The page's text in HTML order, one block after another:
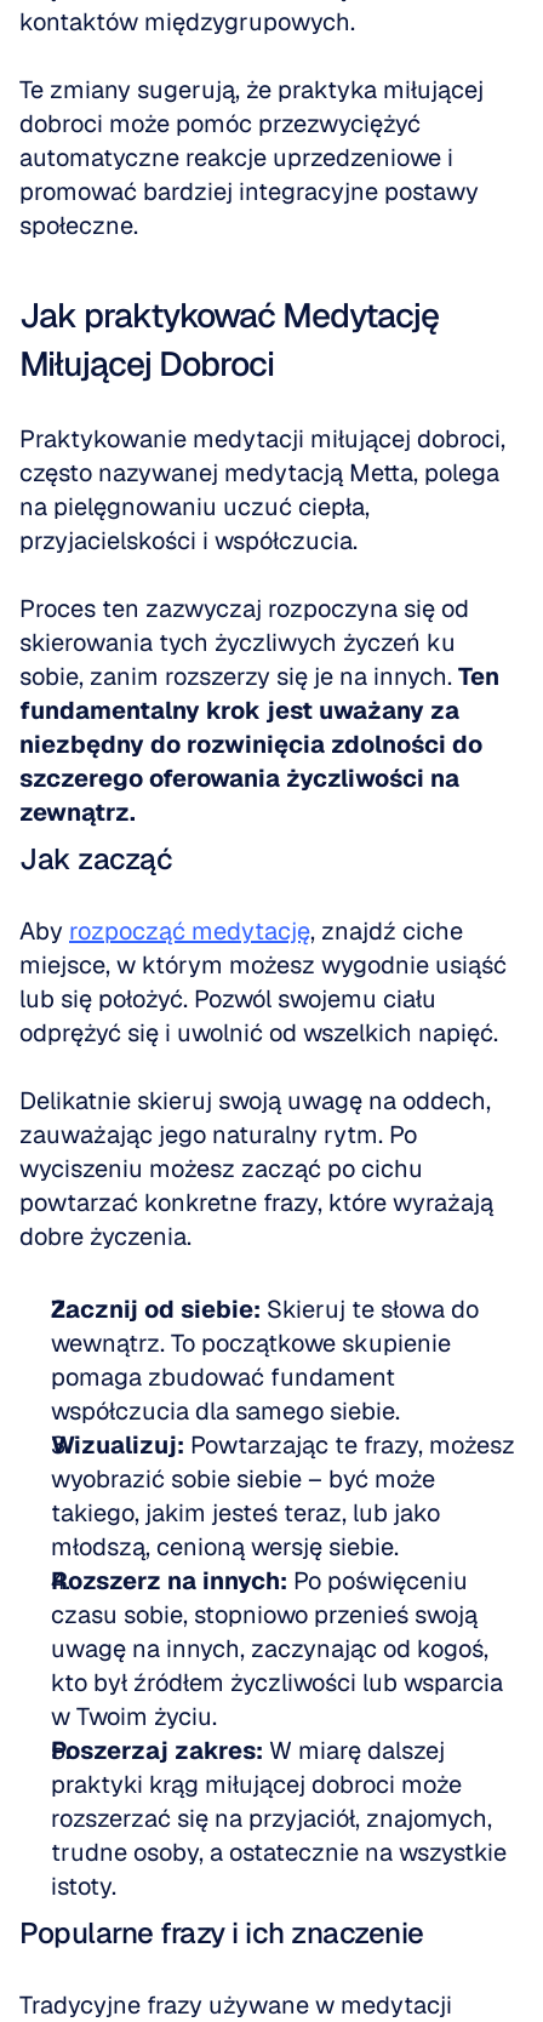
kontaktów międzygrupowych.
Te zmiany sugerują, że praktyka miłującej
dobroci może pomóc przezwyciężyć
automatyczne reakcje uprzedzeniowe i
promować bardziej integracyjne postawy
społeczne.
Jak praktykować Medytację
Miłującej Dobroci
Praktykowanie medytacji miłującej dobroci,
często nazywanej medytacją Metta, polega
na pielęgnowaniu uczuć ciepła,
przyjacielskości i współczucia.
Proces ten zazwyczaj rozpoczyna się od
skierowania tych życzliwych życzeń ku
sobie, zanim rozszerzy się je na innych. Ten
fundamentalny krok jest uważany za
niezbędny do rozwinięcia zdolności do
szczerego oferowania życzliwości na
zewnątrz.
Jak zacząć
Aby rozpocząć medytację, znajdź ciche
miejsce, w którym możesz wygodnie usiąść
lub się położyć. Pozwól swojemu ciału
odprężyć się i uwolnić od wszelkich napięć.
Delikatnie skieruj swoją uwagę na oddech,
zauważając jego naturalny rytm. Po
wyciszeniu możesz zacząć po cichu
powtarzać konkretne frazy, które wyrażają
dobre życzenia.
Zacznij od siebie: Skieruj te słowa do
wewnątrz. To początkowe skupienie
pomaga zbudować fundament
współczucia dla samego siebie.
Wizualizuj: Powtarzając te frazy, możesz
wyobrazić sobie siebie – być może
takiego, jakim jesteś teraz, lub jako
młodszą, cenioną wersję siebie.
Rozszerz na innych: Po poświęceniu
czasu sobie, stopniowo przenieś swoją
uwagę na innych, zaczynając od kogoś,
kto był źródłem życzliwości lub wsparcia
w Twoim życiu.
Poszerzaj zakres: W miarę dalszej
praktyki krąg miłującej dobroci może
rozszerzać się na przyjaciół, znajomych,
trudne osoby, a ostatecznie na wszystkie
istoty.
Popularne frazy i ich znaczenie
Tradycyjne frazy używane w medytacji